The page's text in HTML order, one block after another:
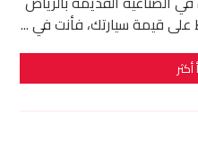
قيمة سيارتك، فأنت في ...
أكثر